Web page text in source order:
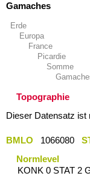
Gamaches
Erde
Europa
France
Picardie
Somme
Topographie
Dieser Datensatz ist
BMLO 1066080
Normlevel
KONK 0 STAT 2